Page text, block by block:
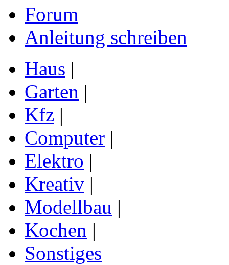
Forum
Anleitung schreiben
Haus |
Garten |
Kfz |
Computer |
Elektro |
Kreativ |
Modellbau |
Kochen |
Sonstiges